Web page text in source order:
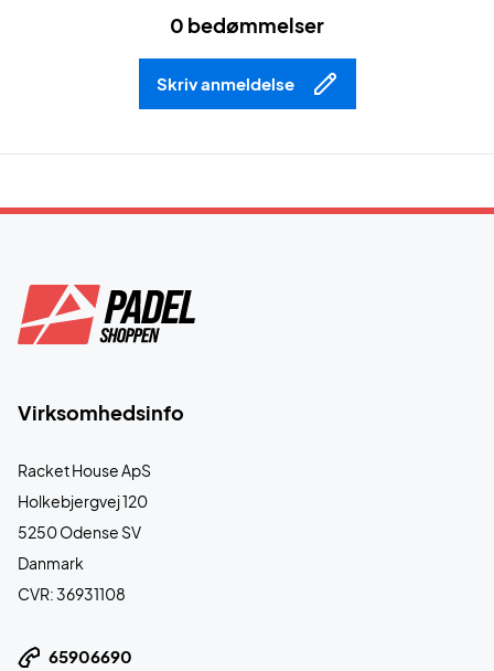
0 bedømmelser
Skriv anmeldelse
Virksomhedsinfo
Racket House ApS
Holkebjergvej 120
5250 Odense SV
Danmark
CVR: 36931108
65906690